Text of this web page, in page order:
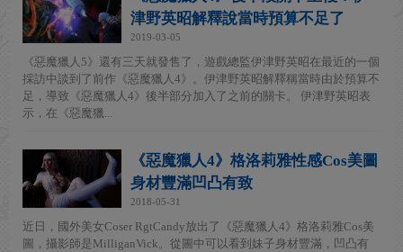
津野英昭解釋說當時預算不足了
2019-03-05
《惡魔獵人5》還有三天就發售了，遊戲總監伊津野英昭在最近的一個
採訪中談到了前作《惡魔獵人4》。伊津野英昭解釋稱當時由於預算不
足，導致《惡魔獵人4》後半部分加入了之前的關卡。 伊津野英昭表
示，在《惡魔獵...
《惡魔獵人4》格洛莉雅性感Cos美圖
身材豐滿凹凸有致
2018-05-31
近日，國外美女Coser RgtCandy放出了《惡魔獵人4》格洛莉雅Cos美
圖，攝影師是MilliganVick。從圖中可以看到妹子身材豐滿，凹凸有